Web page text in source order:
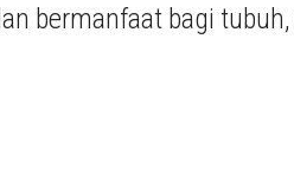
bermanfaat bagi